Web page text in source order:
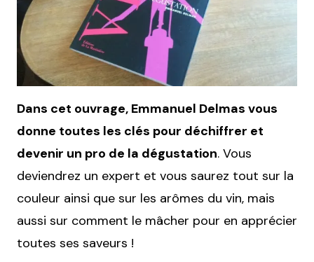
Dans cet ouvrage, Emmanuel Delmas vous
donne toutes les clés pour déchiffrer et
devenir un pro de la dégustation. Vous
deviendrez un expert et vous saurez tout sur la
couleur ainsi que sur les arômes du vin, mais
aussi sur comment le mâcher pour en apprécier
toutes ses saveurs !